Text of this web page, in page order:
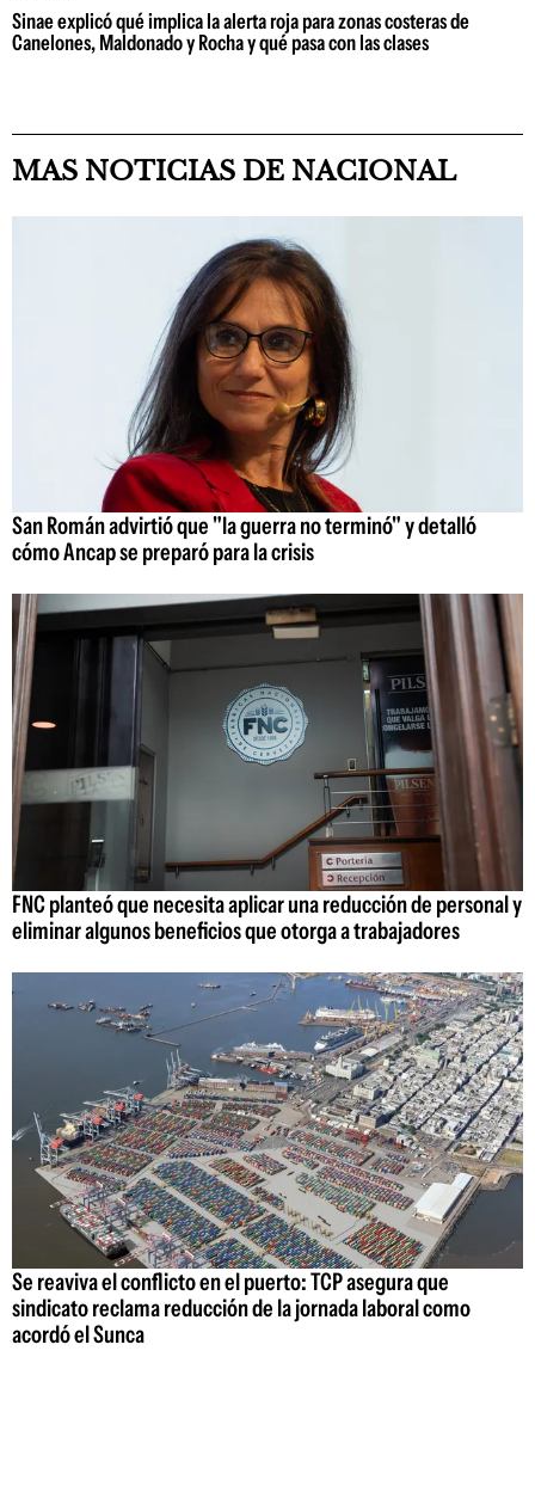
Sinae explicó qué implica la alerta roja para zonas costeras de
Canelones, Maldonado y Rocha y qué pasa con las clases
MAS NOTICIAS DE NACIONAL
San Román advirtió que "la guerra no terminó" y detalló
cómo Ancap se preparó para la crisis
FNC planteó que necesita aplicar una reducción de personal y
eliminar algunos beneficios que otorga a trabajadores
Se reaviva el conflicto en el puerto: TCP asegura que
sindicato reclama reducción de la jornada laboral como
acordó el Sunca